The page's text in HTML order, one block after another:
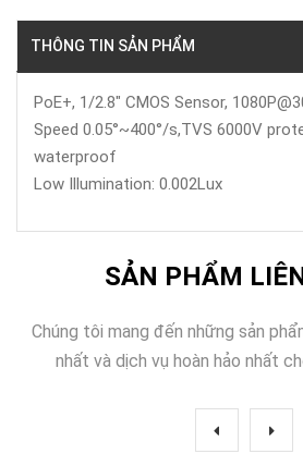
THÔNG TIN SẢN PHẨM
PoE+, 1/2.8" CMOS Sensor,
Speed 0.05°~400°/s,TVS 6000V
waterproof
Low Illumination: 0.002Lux
SẢN PHẨM
Chúng tôi mang đến những sản
nhất và dịch vụ hoàn hảo nhất